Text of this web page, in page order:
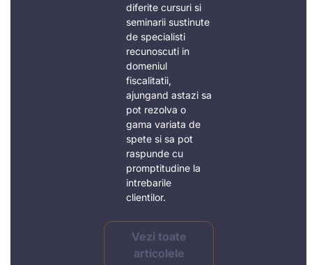
diferite cursuri si
seminarii sustinute
de specialisti
recunoscuti in
domeniul
fiscalitatii,
ajungand astazi sa
pot rezolva o
gama variata de
spete si sa pot
raspunde cu
promptitudine la
intrebarile
clientilor.
Vezi toate
articolele